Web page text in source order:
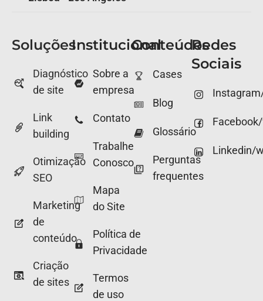
Soluções
Diagnóstico
de site
Link
building
Otimização
SEO
Marketing
de
conteúdo
Criação
de sites
Institucional
Sobre a
empresa
Contato
Trabalhe
Conosco
Mapa
do Site
Política de
Privacidade
Termos
de uso
Conteúdos
Cases
Blog
Glossário
Perguntas
frequentes
Redes
Sociais
Linkedin/